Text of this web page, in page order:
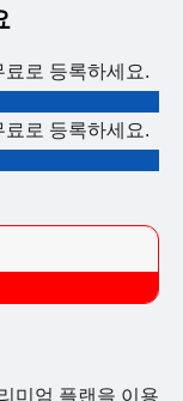
로 등록하세요.
로 등록하세요.
미엄 플랜을 이용